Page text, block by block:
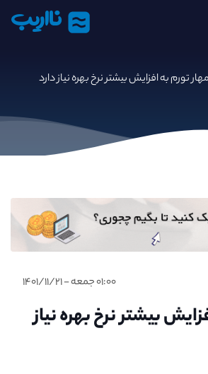
نااریب
مهار تورم به افزایش بیشتر نرخ بهره نیاز دارد
۰۱:۰۰ جمعه - ۱۴۰۱/۱۱/۲۱
بیشتر نرخ بهره نیاز